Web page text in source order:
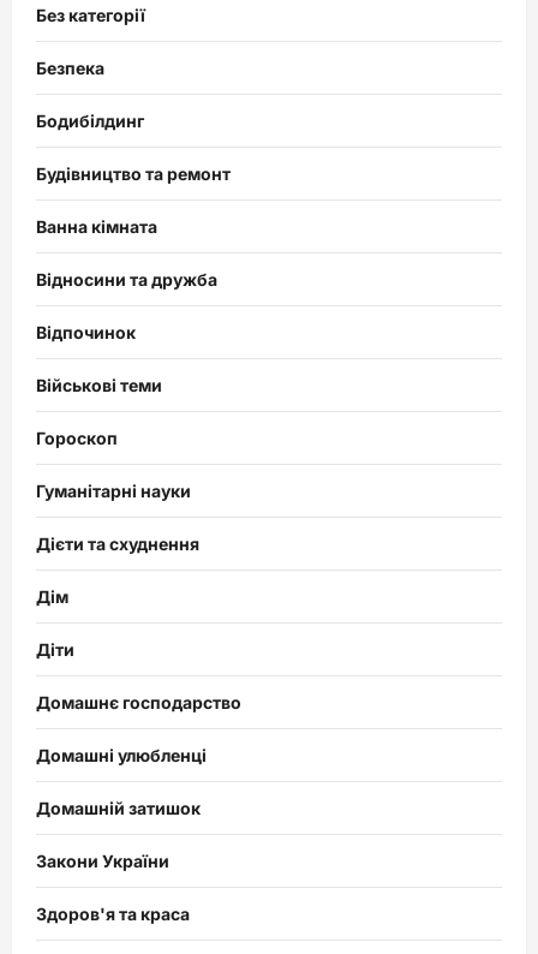
Без категорії
Безпека
Бодибілдинг
Будівництво та ремонт
Ванна кімната
Відносини та дружба
Відпочинок
Військові теми
Гороскоп
Гуманітарні науки
Дієти та схуднення
Дім
Діти
Домашнє господарство
Домашні улюбленці
Домашній затишок
Закони України
Здоров'я та краса